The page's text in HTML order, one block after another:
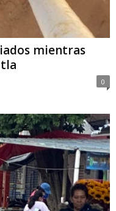
mientras
0